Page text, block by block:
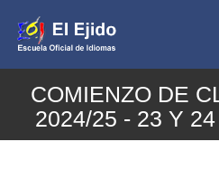
COMIENZO DE
2024/25 - 23 Y